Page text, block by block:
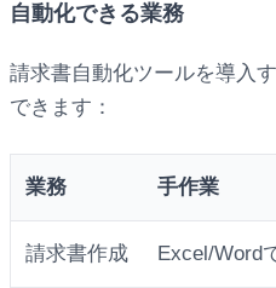
自動化できる業務
請求書自動化ツールを導入
できます：
業務 手作業
請求書作成 Excel/Word